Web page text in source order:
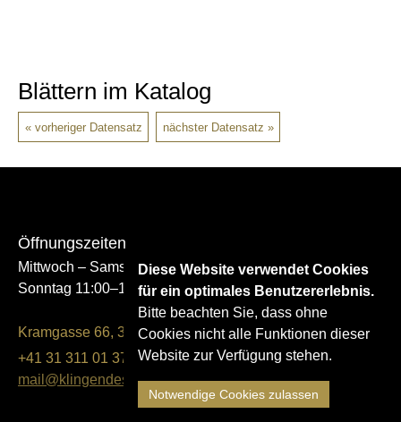
Blättern im Katalog
vorheriger Datensatz nächster Datensatz
Öffnungszeiten
Mittwoch – Samstag 14:00–17:00
Sonntag 11:00–17:00
Kramgasse 66, 3011 Bern
+41 31 311 01 37
mail@klingendes-museum-bern.ch
Diese Website verwendet Cookies
für ein optimales Benutzererlebnis.
Bitte beachten Sie, dass ohne
Cookies nicht alle Funktionen dieser
Website zur Verfügung stehen.
Notwendige Cookies zulassen